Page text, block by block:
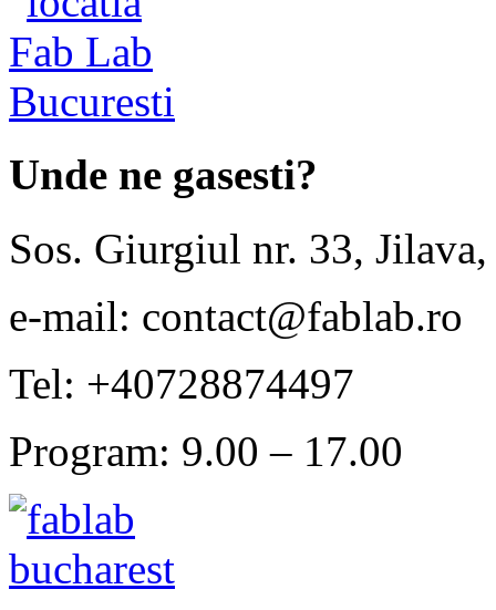
Unde ne gasesti?
Sos. Giurgiul nr. 33,
e-mail: contact@fablab.ro
Tel: +40728874497
Program: 9.00 – 17.00